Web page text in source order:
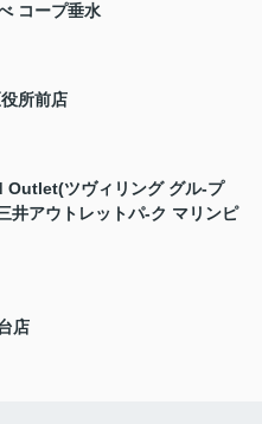
コープ垂水
所前店
ツヴィリング グル-プ
井アウトレットパ-ク マリンピ
店